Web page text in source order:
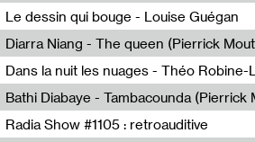
Pierrick Mouton
Le dessin qui bouge - Louise Guégan
Louise Guégan
Diarra Niang - The queen (Pierrick
Pierrick Mouton,Diarra Niang
Théo Robine-Langlois,LD Beat
Pierrick Mouton,Bathi Diabaye
Radia Show #1105 : retroauditive